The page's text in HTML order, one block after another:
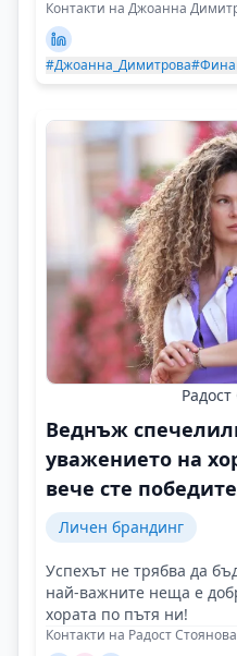
случай!
Контакти на Джоанна
#Джоанна_Димитрова
Веднъж
уважението на
вече сте
Личен брандинг
Успехът не трябва да
най-важните неща е
хората по пътя ни!
Контакти на Радост Стоянова